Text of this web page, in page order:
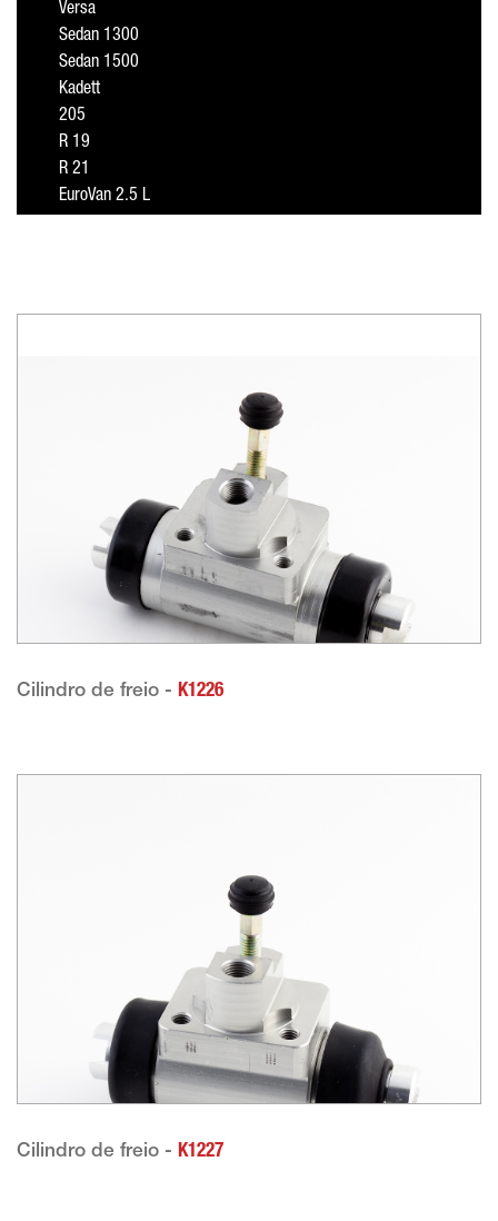
Versa
Sedan 1300
Sedan 1500
Kadett
205
R 19
R 21
EuroVan 2.5 L
Cilindro de freio - K1226
Cilindro de freio - K1227